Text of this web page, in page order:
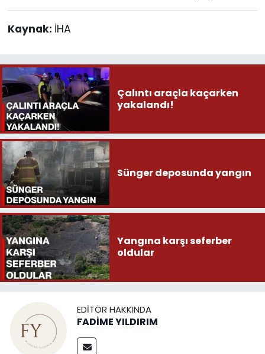
Kaynak: İHA
Çalıntı araçla kaçarken
yakalandı!
Sünger deposunda yangın
Yangına karşı seferber
oldular
EDITÖR HAKKINDA
FADİME YILDIRIM